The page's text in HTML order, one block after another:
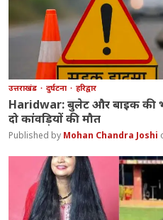
उत्तराखंड दुर्घटना हरिद्वार
Haridwar: बुलेट और बाइक की
दो कांवड़ियों की मौत
Mohan Chandra Joshi